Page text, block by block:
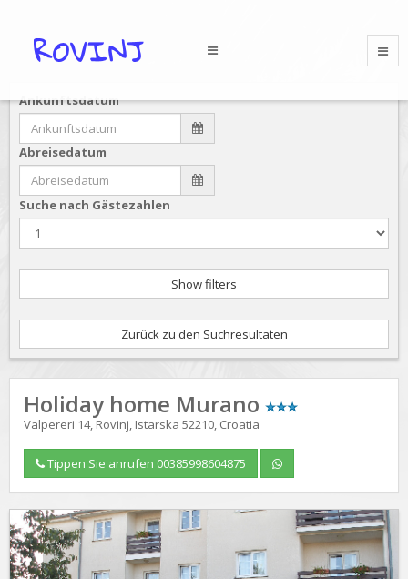
Ankunftsdatum
Abreisedatum
Suche nach Gästezahlen
Show filters
Zurück zu den Suchresultaten
Holiday home Murano
Valpereri 14, Rovinj, Istarska 52210, Croatia
Tippen Sie anrufen 00385998604875